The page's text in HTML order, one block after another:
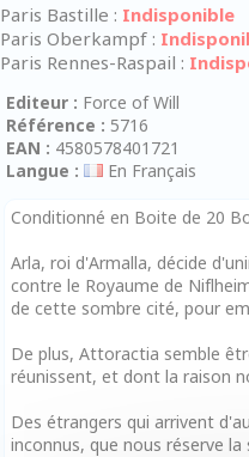
Paris Bastille : Indisponible
Paris Oberkampf :
Paris Rennes-Raspail :
Editeur : Force of Will
Référence : 5716
EAN : 4580578401721
Langue :
En Français
Conditionné en Boite de 20
Arla, roi d'Armalla, décide
contre le Royaume de
de cette sombre cité, pour
De plus, Attoractia semble
réunissent, et dont la raison
Des étrangers qui arrivent
inconnus, que nous réserve